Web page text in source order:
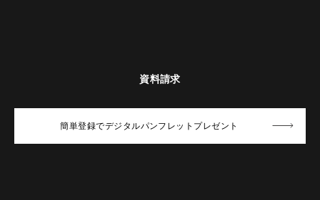
資料請求
簡単登録でデジタルパンフレットプレゼント